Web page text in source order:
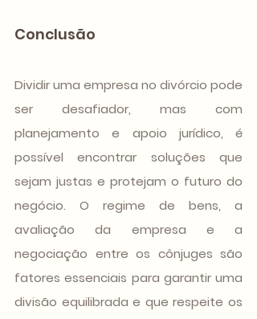
Conclusão
Dividir uma empresa no divórcio pode
ser desafiador, mas com
planejamento e apoio jurídico, é
possível encontrar soluções que
sejam justas e protejam o futuro do
negócio. O regime de bens, a
avaliação da empresa e a
negociação entre os cônjuges são
fatores essenciais para garantir uma
divisão equilibrada e que respeite os